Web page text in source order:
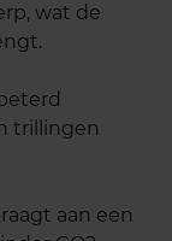
wat de
trillingen
aan een